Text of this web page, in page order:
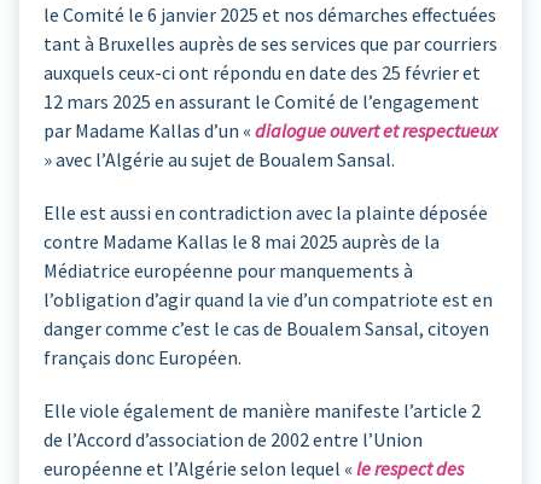
le Comité le 6 janvier 2025 et nos démarches effectuées
tant à Bruxelles auprès de ses services que par courriers
auxquels ceux-ci ont répondu en date des 25 février et
12 mars 2025 en assurant le Comité de l’engagement
par Madame Kallas d’un « dialogue ouvert et respectueux
» avec l’Algérie au sujet de Boualem Sansal.
Elle est aussi en contradiction avec la plainte déposée
contre Madame Kallas le 8 mai 2025 auprès de la
Médiatrice européenne pour manquements à
l’obligation d’agir quand la vie d’un compatriote est en
danger comme c’est le cas de Boualem Sansal, citoyen
français donc Européen.
Elle viole également de manière manifeste l’article 2
de l’Accord d’association de 2002 entre l’Union
européenne et l’Algérie selon lequel « le respect des